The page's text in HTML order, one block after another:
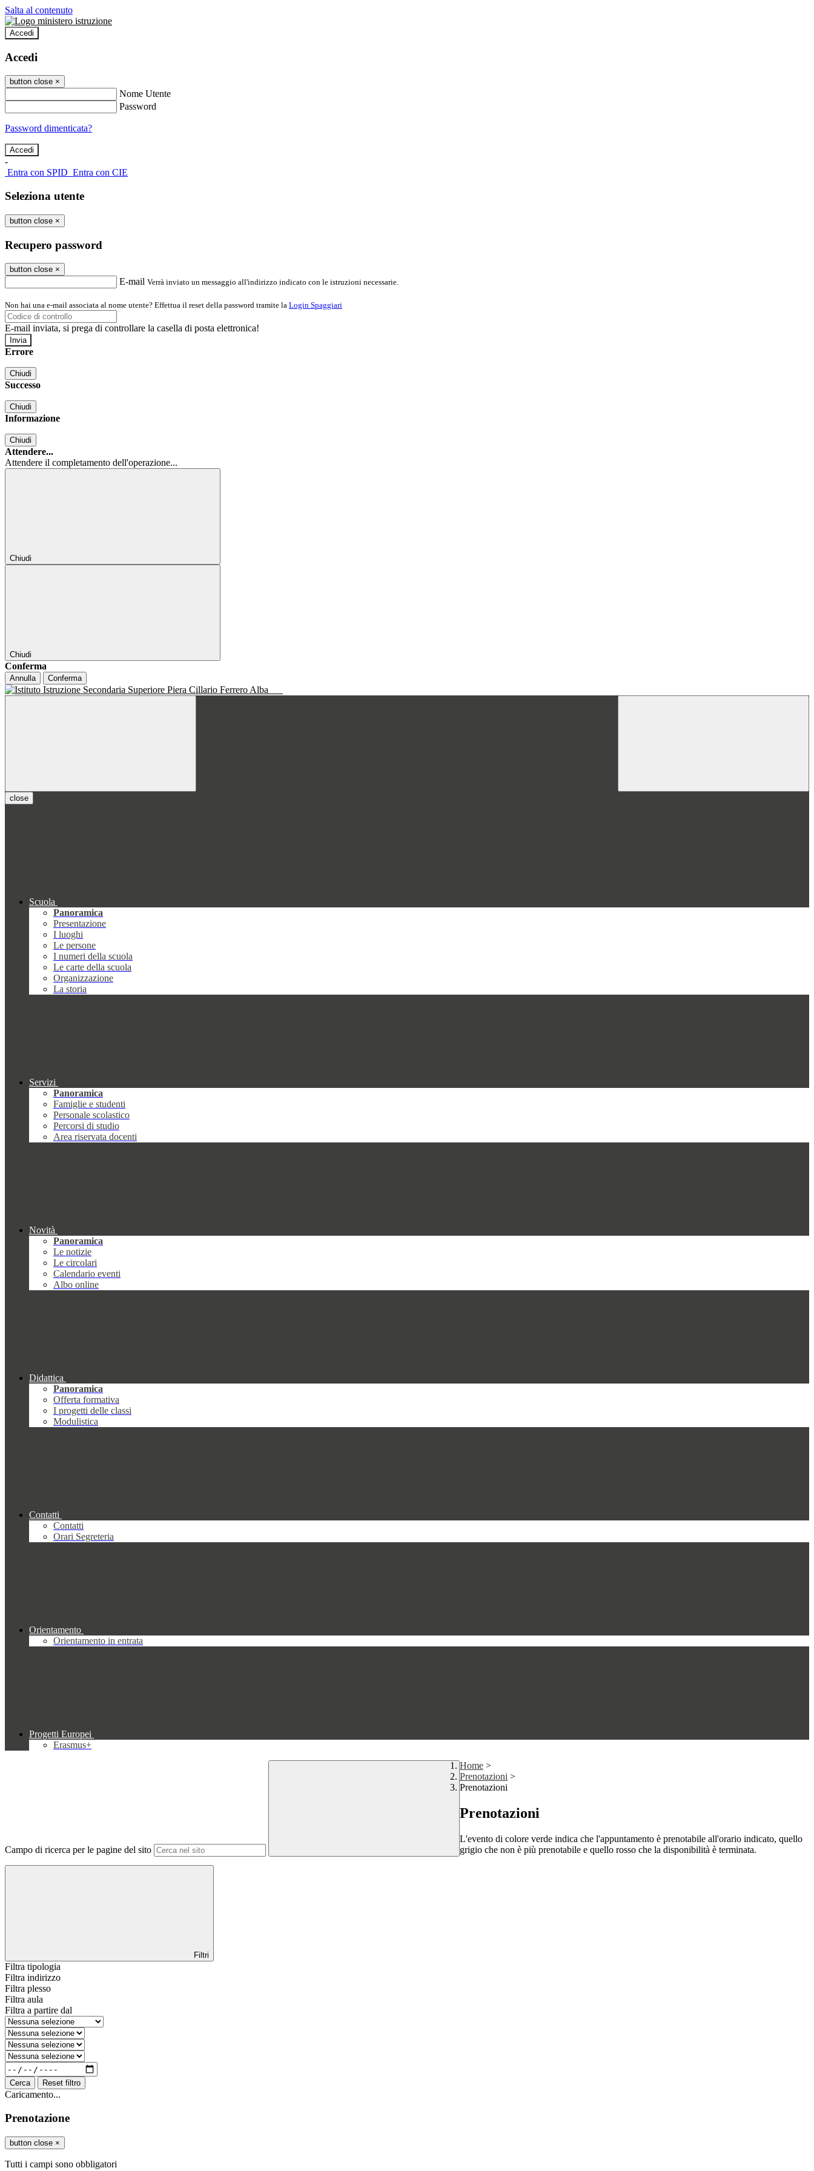
Salta al contenuto
Accedi
Accedi
button close ×
Nome Utente
Password
Password dimenticata?
-
Entra con SPID Entra con CIE
Seleziona utente
button close ×
Recupero password
button close ×
E-mail Verrà inviato un messaggio all'indirizzo indicato con le istruzioni necessarie.
Non hai una e-mail associata al nome utente? Effettua il reset della password tramite la Login Spaggiari
E-mail inviata, si prega di controllare la casella di posta elettronica!
Errore
Chiudi
Successo
Chiudi
Informazione
Chiudi
Attendere...
Attendere il completamento dell'operazione...
Chiudi
Chiudi
Conferma
Annulla Conferma
close
Scuola
Panoramica
Presentazione
I luoghi
Le persone
I numeri della scuola
Le carte della scuola
Organizzazione
La storia
Servizi
Panoramica
Famiglie e studenti
Personale scolastico
Percorsi di studio
Area riservata docenti
Novità
Panoramica
Le notizie
Le circolari
Calendario eventi
Albo online
Didattica
Panoramica
Offerta formativa
I progetti delle classi
Modulistica
Contatti
Contatti
Orari Segreteria
Orientamento
Orientamento in entrata
Progetti Europei
Erasmus+
Campo di ricerca per le pagine del sito
Home >
Prenotazioni >
Prenotazioni
Prenotazioni
L'evento di colore verde indica che l'appuntamento è prenotabile all'orario indicato, quello
grigio che non è più prenotabile e quello rosso che la disponibilità è terminata.
Filtri
Filtra tipologia
Filtra indirizzo
Filtra plesso
Filtra aula
Filtra a partire dal
Cerca Reset filtro
Caricamento...
Prenotazione
button close ×
Tutti i campi sono obbligatori